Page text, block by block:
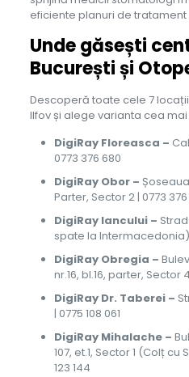
eficiente planuri de
Unde găsești
București și
Descoperă toate cele 7
Ilfov și alege varianta cea
DigiRay Floreasca –
0773 376 680
DigiRay Obor –
Parter, Sector 2 | 0773
DigiRay Iancului –
spate la Intermacedonia)
DigiRay Obregia –
nr.16, bl.16, parter, Sector
DigiRay Dr. Taberei –
| 0775 108 061
DigiRay Mihalache –
107, et.1, Sector 1 (Colț cu
123 144